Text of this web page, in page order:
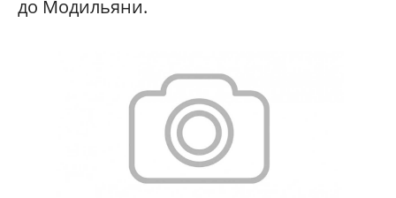
до Модильяни.